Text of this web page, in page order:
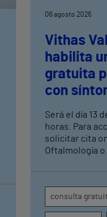
06 agosto 2026
Vithas
habilita
gratuita
con
tras el
Será el día 13
horas. Para
solicitar cita
Oftalmología
consulta